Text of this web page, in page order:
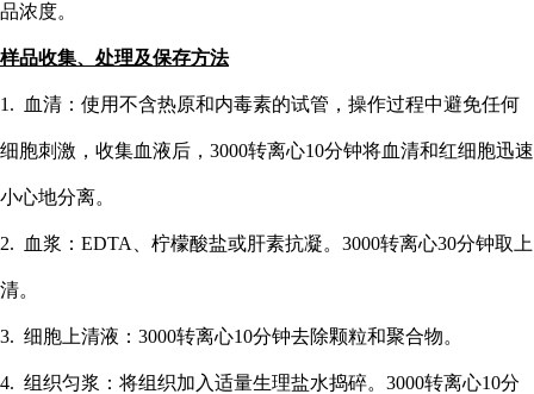
品浓度。
样品收集、处理及保存方法
1. 血清：使用不含热原和内毒素的试管，操作过程中避免任何
细胞刺激，收集血液后，3000转离心10分钟将血清和红细胞迅速
小心地分离。
2. 血浆：EDTA、柠檬酸盐或肝素抗凝。3000转离心30分钟取上
清。
3. 细胞上清液：3000转离心10分钟去除颗粒和聚合物。
4. 组织匀浆：将组织加入适量生理盐水捣碎。3000转离心10分